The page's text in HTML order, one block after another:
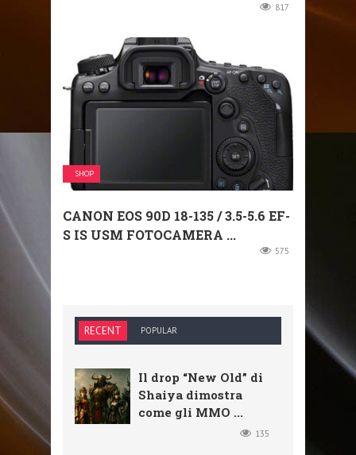
817
SHOP
CANON EOS 90D 18-135 / 3.5-5.6 EF-
S IS USM FOTOCAMERA ...
575
RECENT POPULAR
Il drop “New Old” di
Shaiya dimostra
come gli MMO ...
135